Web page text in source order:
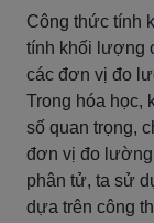
Công thức tính
tính khối lượng
các đơn vị đo
Trong hóa học,
số quan trọng,
đơn vị đo
phân tử, ta sử
dựa trên công